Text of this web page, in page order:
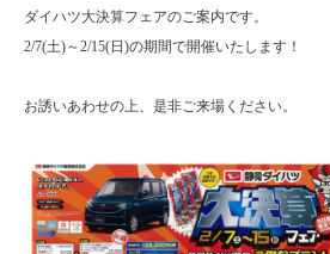
ダイハツ大決算フェアのご案内です。
2/7(土)～2/15(日)の期間で開催いたします！
お誘いあわせの上、是非ご来場ください。